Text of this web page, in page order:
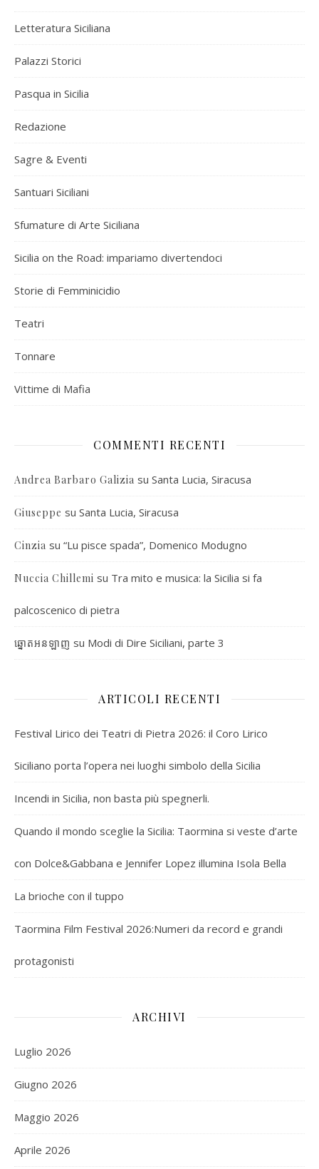
Letteratura Siciliana
Palazzi Storici
Pasqua in Sicilia
Redazione
Sagre & Eventi
Santuari Siciliani
Sfumature di Arte Siciliana
Sicilia on the Road: impariamo divertendoci
Storie di Femminicidio
Teatri
Tonnare
Vittime di Mafia
COMMENTI RECENTI
Andrea Barbaro Galizia su Santa Lucia, Siracusa
Giuseppe su Santa Lucia, Siracusa
Cinzia su “Lu pisce spada”, Domenico Modugno
Nuccia Chillemi su Tra mito e musica: la Sicilia si fa
palcoscenico di pietra
ឆ្នោតអនឡាញ su Modi di Dire Siciliani, parte 3
ARTICOLI RECENTI
Festival Lirico dei Teatri di Pietra 2026: il Coro Lirico
Siciliano porta l’opera nei luoghi simbolo della Sicilia
Incendi in Sicilia, non basta più spegnerli.
Quando il mondo sceglie la Sicilia: Taormina si veste d’arte
con Dolce&Gabbana e Jennifer Lopez illumina Isola Bella
La brioche con il tuppo
Taormina Film Festival 2026:Numeri da record e grandi
protagonisti
ARCHIVI
Luglio 2026
Giugno 2026
Maggio 2026
Aprile 2026